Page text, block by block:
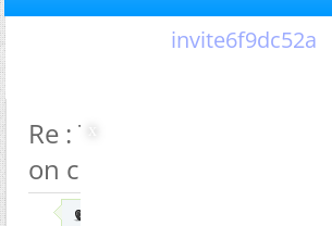
invite6f9dc52a
Re : TPE sur la phobie et
on cherche une